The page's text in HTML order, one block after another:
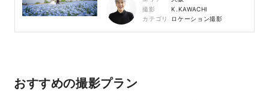
撮影
K.KAWACHI
カテゴリ
ロケーション撮影
おすすめの撮影プラン